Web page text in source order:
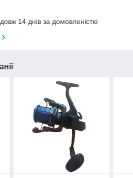
14 днів за домовленістю